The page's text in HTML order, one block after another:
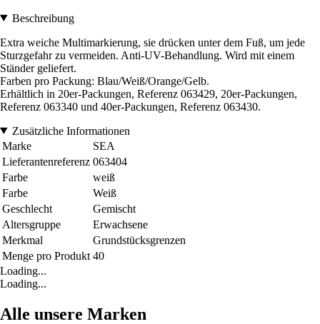
Beschreibung
Extra weiche Multimarkierung, sie drücken unter dem Fuß, um jede
Sturzgefahr zu vermeiden. Anti-UV-Behandlung. Wird mit einem
Ständer geliefert.
Farben pro Packung: Blau/Weiß/Orange/Gelb.
Erhältlich in 20er-Packungen, Referenz 063429, 20er-Packungen,
Referenz 063340 und 40er-Packungen, Referenz 063430.
Zusätzliche Informationen
Marke
SEA
Lieferantenreferenz 063404
Farbe
weiß
Farbe
Weiß
Geschlecht
Gemischt
Altersgruppe
Erwachsene
Merkmal
Grundstücksgrenzen
Menge pro Produkt 40
Loading...
Loading...
Alle unsere Marken